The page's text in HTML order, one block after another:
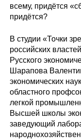
ЦДУ
Отрасли
Inforum
Ученый
всему, придётся
придётся?
В студии «Точки
российских
Русского
Шарапова
экономических
областного
легкой
Высшей школы
заведующий